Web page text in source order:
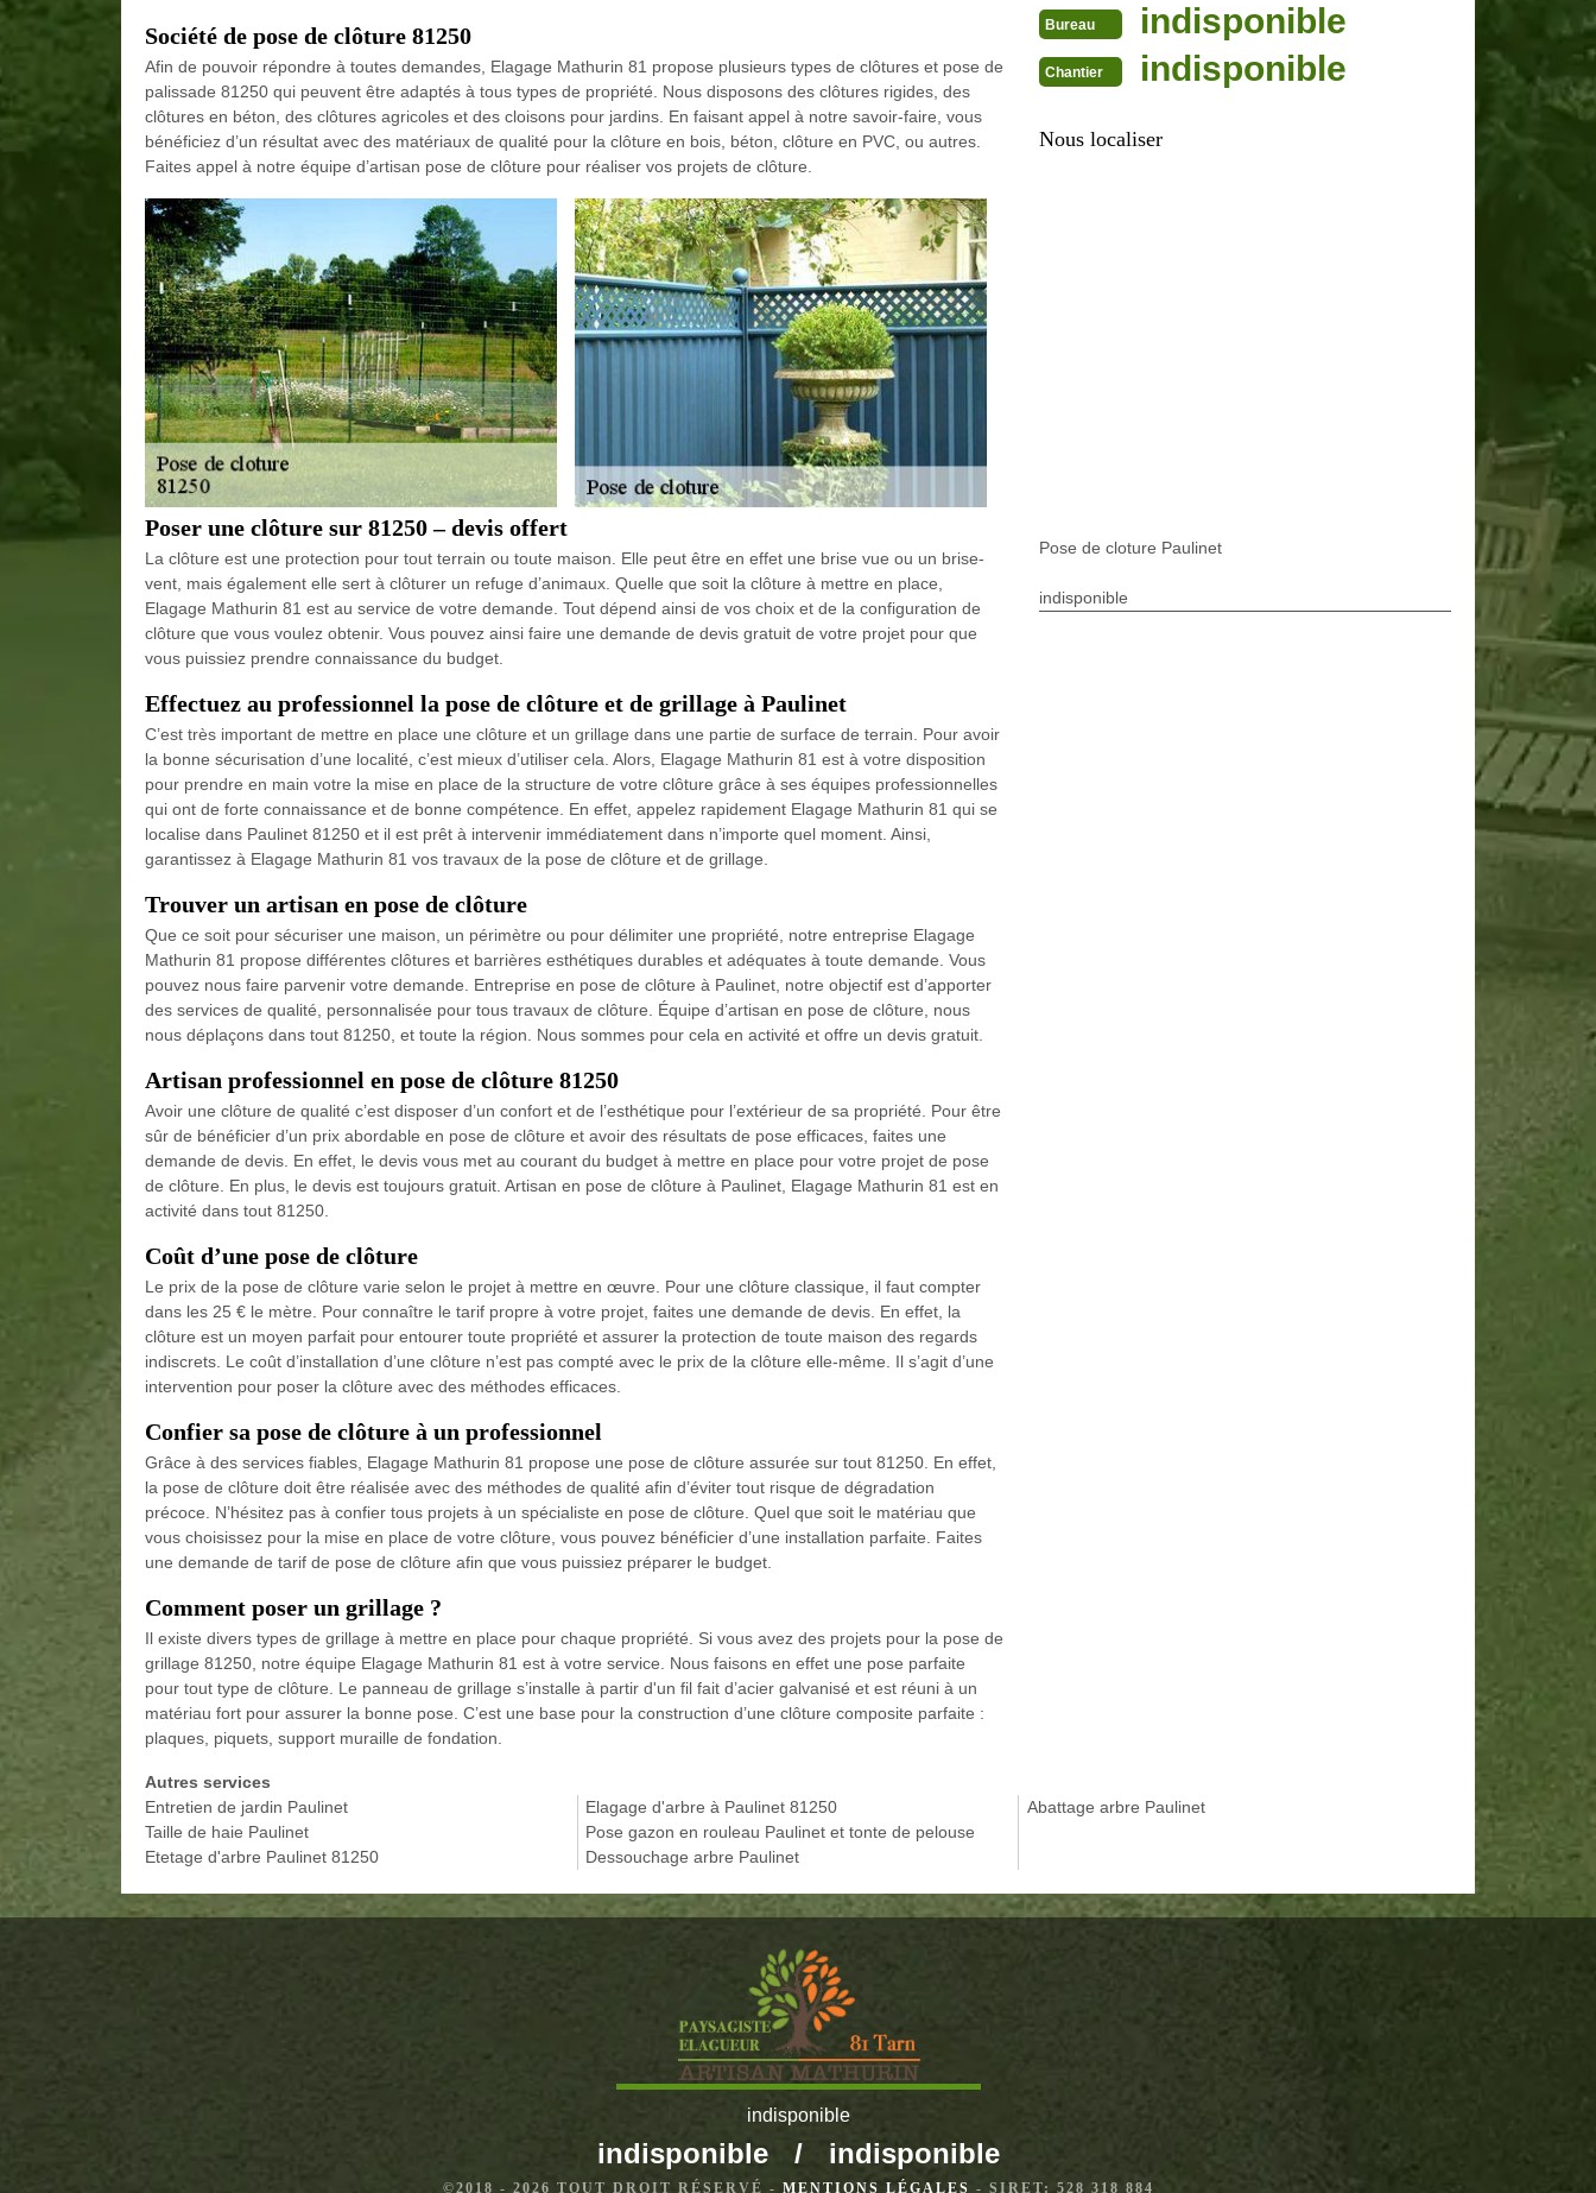
Société de pose de clôture 81250
Afin de pouvoir répondre à toutes demandes, Elagage Mathurin 81 propose plusieurs types de clôtures et pose de
palissade 81250 qui peuvent être adaptés à tous types de propriété. Nous disposons des clôtures rigides, des
clôtures en béton, des clôtures agricoles et des cloisons pour jardins. En faisant appel à notre savoir-faire, vous
bénéficiez d’un résultat avec des matériaux de qualité pour la clôture en bois, béton, clôture en PVC, ou autres.
Faites appel à notre équipe d’artisan pose de clôture pour réaliser vos projets de clôture.
Poser une clôture sur 81250 – devis offert
La clôture est une protection pour tout terrain ou toute maison. Elle peut être en effet une brise vue ou un brise-
vent, mais également elle sert à clôturer un refuge d’animaux. Quelle que soit la clôture à mettre en place,
Elagage Mathurin 81 est au service de votre demande. Tout dépend ainsi de vos choix et de la configuration de
clôture que vous voulez obtenir. Vous pouvez ainsi faire une demande de devis gratuit de votre projet pour que
vous puissiez prendre connaissance du budget.
Effectuez au professionnel la pose de clôture et de grillage à Paulinet
C’est très important de mettre en place une clôture et un grillage dans une partie de surface de terrain. Pour avoir
la bonne sécurisation d’une localité, c’est mieux d’utiliser cela. Alors, Elagage Mathurin 81 est à votre disposition
pour prendre en main votre la mise en place de la structure de votre clôture grâce à ses équipes professionnelles
qui ont de forte connaissance et de bonne compétence. En effet, appelez rapidement Elagage Mathurin 81 qui se
localise dans Paulinet 81250 et il est prêt à intervenir immédiatement dans n’importe quel moment. Ainsi,
garantissez à Elagage Mathurin 81 vos travaux de la pose de clôture et de grillage.
Trouver un artisan en pose de clôture
Que ce soit pour sécuriser une maison, un périmètre ou pour délimiter une propriété, notre entreprise Elagage
Mathurin 81 propose différentes clôtures et barrières esthétiques durables et adéquates à toute demande. Vous
pouvez nous faire parvenir votre demande. Entreprise en pose de clôture à Paulinet, notre objectif est d’apporter
des services de qualité, personnalisée pour tous travaux de clôture. Équipe d’artisan en pose de clôture, nous
nous déplaçons dans tout 81250, et toute la région. Nous sommes pour cela en activité et offre un devis gratuit.
Artisan professionnel en pose de clôture 81250
Avoir une clôture de qualité c’est disposer d’un confort et de l’esthétique pour l’extérieur de sa propriété. Pour être
sûr de bénéficier d’un prix abordable en pose de clôture et avoir des résultats de pose efficaces, faites une
demande de devis. En effet, le devis vous met au courant du budget à mettre en place pour votre projet de pose
de clôture. En plus, le devis est toujours gratuit. Artisan en pose de clôture à Paulinet, Elagage Mathurin 81 est en
activité dans tout 81250.
Coût d’une pose de clôture
Le prix de la pose de clôture varie selon le projet à mettre en œuvre. Pour une clôture classique, il faut compter
dans les 25 € le mètre. Pour connaître le tarif propre à votre projet, faites une demande de devis. En effet, la
clôture est un moyen parfait pour entourer toute propriété et assurer la protection de toute maison des regards
indiscrets. Le coût d’installation d’une clôture n’est pas compté avec le prix de la clôture elle-même. Il s’agit d’une
intervention pour poser la clôture avec des méthodes efficaces.
Confier sa pose de clôture à un professionnel
Grâce à des services fiables, Elagage Mathurin 81 propose une pose de clôture assurée sur tout 81250. En effet,
la pose de clôture doit être réalisée avec des méthodes de qualité afin d’éviter tout risque de dégradation
précoce. N’hésitez pas à confier tous projets à un spécialiste en pose de clôture. Quel que soit le matériau que
vous choisissez pour la mise en place de votre clôture, vous pouvez bénéficier d’une installation parfaite. Faites
une demande de tarif de pose de clôture afin que vous puissiez préparer le budget.
Comment poser un grillage ?
Il existe divers types de grillage à mettre en place pour chaque propriété. Si vous avez des projets pour la pose de
grillage 81250, notre équipe Elagage Mathurin 81 est à votre service. Nous faisons en effet une pose parfaite
pour tout type de clôture. Le panneau de grillage s’installe à partir d'un fil fait d’acier galvanisé et est réuni à un
matériau fort pour assurer la bonne pose. C’est une base pour la construction d’une clôture composite parfaite :
plaques, piquets, support muraille de fondation.
Bureau indisponible
Chantier indisponible
Nous localiser
Pose de cloture Paulinet
indisponible
Autres services
Entretien de jardin Paulinet
Taille de haie Paulinet
Etetage d'arbre Paulinet 81250
Elagage d'arbre à Paulinet 81250
Pose gazon en rouleau Paulinet et tonte de pelouse
Dessouchage arbre Paulinet
Abattage arbre Paulinet
indisponible
indisponible / indisponible
©2018 - 2026 TOUT DROIT RÉSERVÉ - MENTIONS LÉGALES - SIRET: 528 318 884